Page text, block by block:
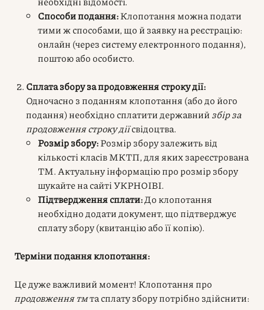
Способи подання:Клопотання можна подати
тими ж способами, що й заявку на реєстрацію:
онлайн (через систему електронного подання),
поштою або особисто.
Сплата збору за продовження строку дії:
Одночасно з поданням клопотання (або до його
подання) необхідно сплатити державнийзбір за
продовження строку діїсвідоцтва.
Розмір збору:Розмір збору залежить від
кількості класів МКТП, для яких зареєстрована
ТМ. Актуальну інформацію про розмір збору
шукайте на сайті УКРНОІВІ.
Підтвердження сплати:До клопотання
необхідно додати документ, що підтверджує
сплату збору (квитанцію або її копію).
Терміни подання клопотання:
Це дуже важливий момент! Клопотання про
продовження тмта сплату збору потрібно здійснити: